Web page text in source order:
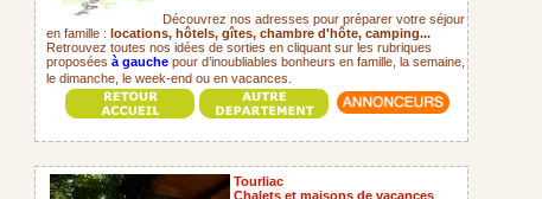
Découvrez nos adresses pour préparer votre séjour
en famille : locations, hôtels, gîtes, chambre d'hôte, camping...
Retrouvez toutes nos idées de sorties en cliquant sur les rubriques
proposées à gauche pour d’inoubliables bonheurs en famille, la semaine,
le dimanche, le week-end ou en vacances.
Tourliac
Chalets et maisons de vacances